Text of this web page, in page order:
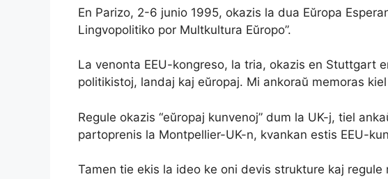
En Parizo, 2-6 junio 1995, okazis la dua Eŭropa
Lingvopolitiko por Multkultura Eŭropo”.
La venonta EEU-kongreso, la tria, okazis en Stuttgart
politikistoj, landaj kaj eŭropaj. Mi ankoraŭ memoras
Regule okazis “eŭropaj kunvenoj” dum la UK-j, tiel
partoprenis la Montpellier-UK-n, kvankan estis EEU-
Tamen tie ekis la ideo ke oni devis strukture kaj